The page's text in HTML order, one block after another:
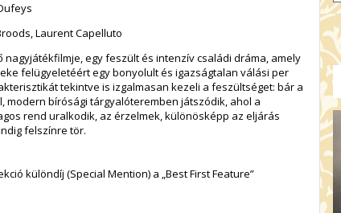
Laurent Capelluto
egy feszült és intenzív családi dráma, amely
felügyeletéért egy bonyolult és igazságtalan válási per
tekintve is izgalmasan kezeli a feszültséget: bár a
modern bírósági tárgyalóteremben játszódik, ahol a
rend uralkodik, az érzelmek, különösképp az eljárás
felszínre tör.
különdíj (Special Mention) a „Best First Feature”